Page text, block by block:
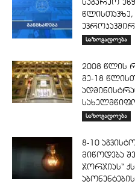
საზოგადოება
2008 წლის
მე-18
საზოგადოება
8-10
მიწოდება
ჯორჯიას“